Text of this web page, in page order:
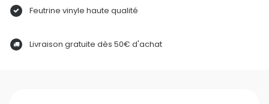
Feutrine vinyle haute qualité
Livraison gratuite dès 50€ d'achat